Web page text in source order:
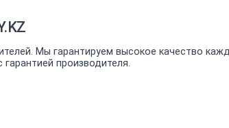
Мы гарантируем высокое качество
производителя.